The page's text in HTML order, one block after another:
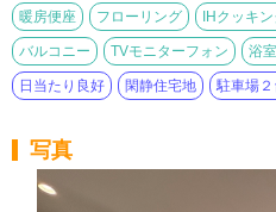
暖房便座 フローリング IHクッキ
バルコニー TVモニターフォン 浴
日当たり良好 閑静住宅地 駐車場
写真